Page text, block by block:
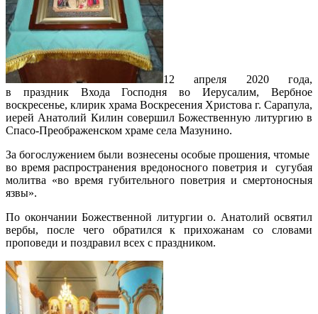
12 апреля 2020 года,
в праздник Входа Господня во Иерусалим, Вербное
воскресенье, клирик храма Воскресения Христова г. Сарапула,
иерей Анатолий Килин совершил Божественную литургию в
Спасо-Преображенском храме села Мазунино.
За богослужением были вознесены особые прошения, чтомые
во время распространения вредоносного поветрия и сугубая
молитва «во время губительного поветрия и смертоносныя
язвы».
По окончании Божественной литургии о. Анатолий освятил
вербы, после чего обратился к прихожанам со словами
проповеди и поздравил всех с праздником.